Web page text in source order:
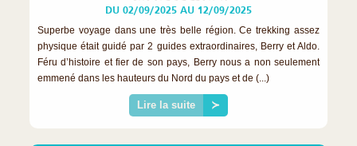
DU 02/09/2025 AU 12/09/2025
Superbe voyage dans une très belle région. Ce trekking assez
physique était guidé par 2 guides extraordinaires, Berry et Aldo.
Féru d’histoire et fier de son pays, Berry nous a non seulement
emmené dans les hauteurs du Nord du pays et de (...)
Lire la suite ≻